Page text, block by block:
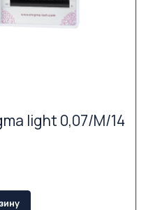
light 0,07/M/14